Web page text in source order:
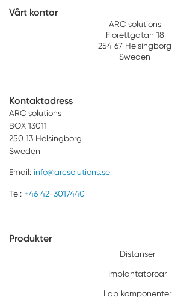
Vårt kontor
ARC solutions
Florettgatan 18
254 67 Helsingborg
Sweden
Kontaktadress
ARC solutions
BOX 13011
250 13 Helsingborg
Sweden
Email: info@arcsolutions.se
Tel: +46 42-3017440
Produkter
Distanser
Implantatbroar
Lab komponenter